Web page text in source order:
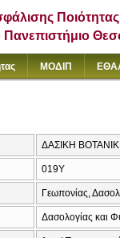
Ποιότητας
Πανεπιστήμιο
ΜΟΔΙΠ
ΔΑΣΙΚΗ
019Υ
Γεωπονίας,
Δασολογίας και